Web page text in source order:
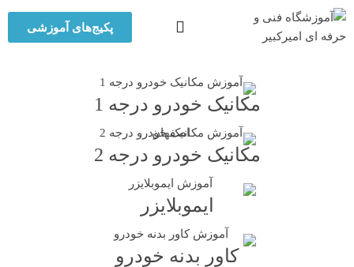
پکیج‌های آموزشی
مکانیک خودرو درجه 1
مکانیک خودرو درجه 2
ایموبلایزر
کاور بدنه خودرو